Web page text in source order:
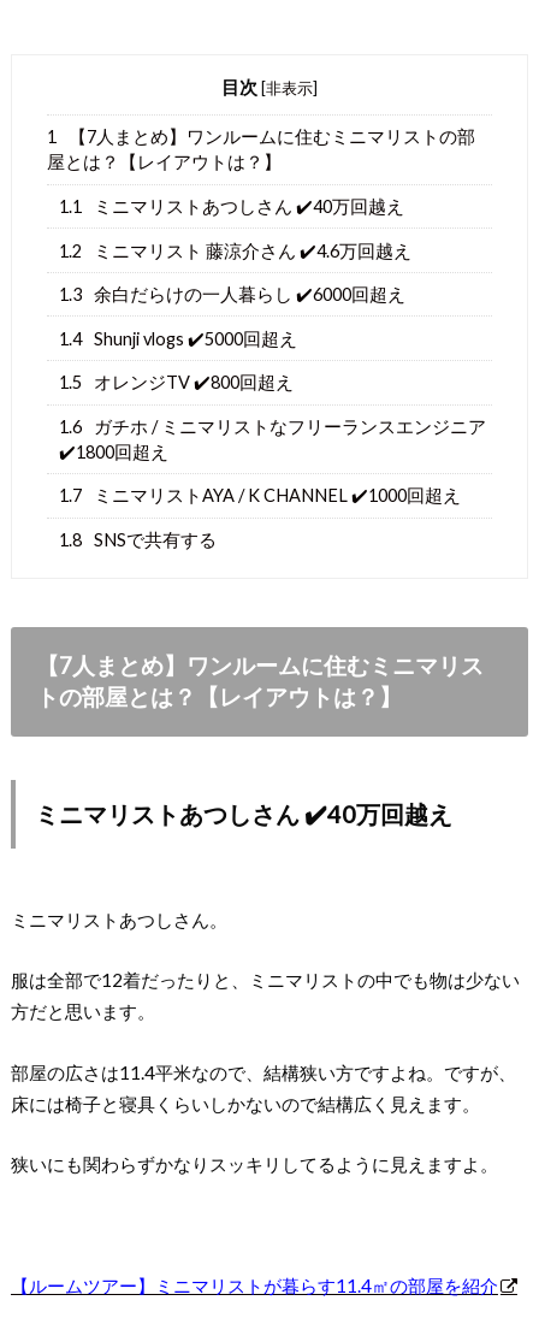
目次 [非表示]
1
【7人まとめ】ワンルームに住むミニマリストの部
屋とは？【レイアウトは？】
1.1 ミニマリストあつしさん ✔️40万回越え
1.2 ミニマリスト 藤涼介さん ✔️4.6万回越え
1.3 余白だらけの一人暮らし ✔️6000回超え
1.4 Shunji vlogs ✔️5000回超え
1.5 オレンジTV ✔️800回超え
1.6
ガチホ / ミニマリストなフリーランスエンジニア
✔️1800回超え
1.7 ミニマリストAYA / K CHANNEL ✔️1000回超え
1.8 SNSで共有する
【7人まとめ】ワンルームに住むミニマリス
トの部屋とは？【レイアウトは？】
ミニマリストあつしさん ✔️40万回越え
ミニマリストあつしさん。
服は全部で12着だったりと、ミニマリストの中でも物は少ない
方だと思います。
部屋の広さは11.4平米なので、結構狭い方ですよね。ですが、
床には椅子と寝具くらいしかないので結構広く見えます。
狭いにも関わらずかなりスッキリしてるように見えますよ。
【ルームツアー】ミニマリストが暮らす11.4㎡の部屋を紹介